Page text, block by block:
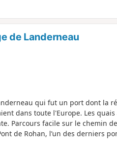
de Landerneau
qui fut un port dont la
dans toute l'Europe. Les quais
Parcours facile sur le chemin
de Rohan, l’un des derniers